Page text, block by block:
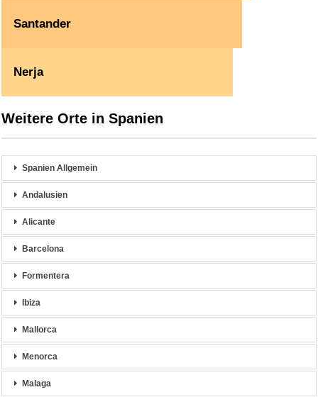
Santander
Nerja
Weitere Orte in Spanien
Spanien Allgemein
Andalusien
Alicante
Barcelona
Formentera
Ibiza
Mallorca
Menorca
Malaga